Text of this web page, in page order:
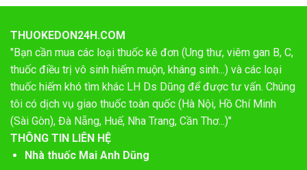
THUOKEDON24H.COM
"Bạn cần mua các loại thuốc kê đơn (Ung thư, viêm gan B, C,
thuốc điều trị vô sinh hiếm muộn, kháng sinh...) và các loại
thuốc hiếm khó tìm khác LH Ds Dũng để được tư vấn. Chúng
tôi có dịch vụ giao thuốc toàn quốc (Hà Nội, Hồ Chí Minh
(Sài Gòn), Đà Nẵng, Huế, Nha Trang, Cần Thơ...)"
THÔNG TIN LIÊN HỆ
Nhà thuốc Mai Anh Dũng